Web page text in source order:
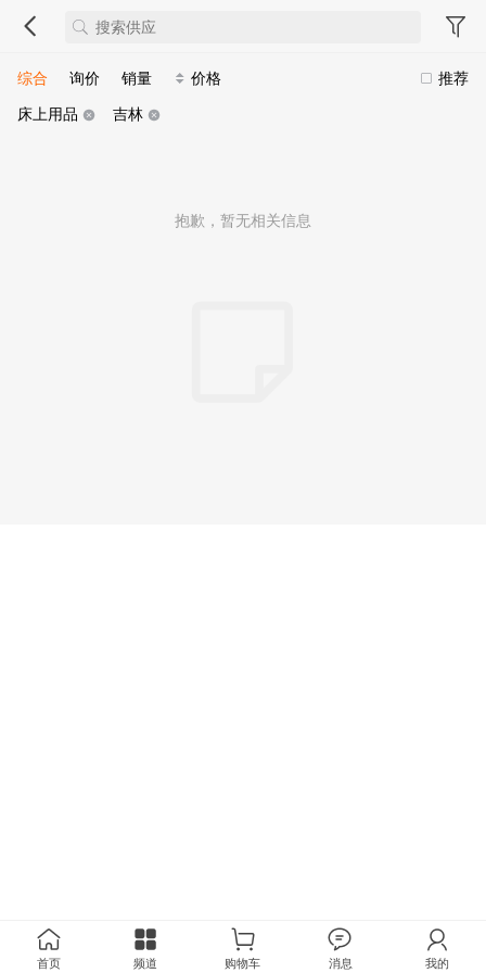
推荐
综合 询价 销量
价格
床上用品
吉林
抱歉，暂无相关信息
首页 频道 购物车 消息 我的